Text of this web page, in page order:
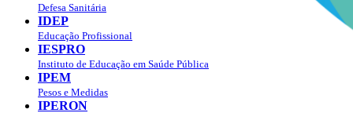
Defesa Sanitária
IDEP
Educação Profissional
IESPRO
Instituto de Educação em Saúde Pública
IPEM
Pesos e Medidas
IPERON